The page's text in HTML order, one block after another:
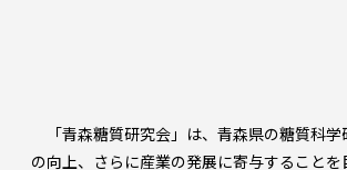
「青森糖質研究会」は、青森県の糖質科学
の向上、さらに産業の発展に寄与することを